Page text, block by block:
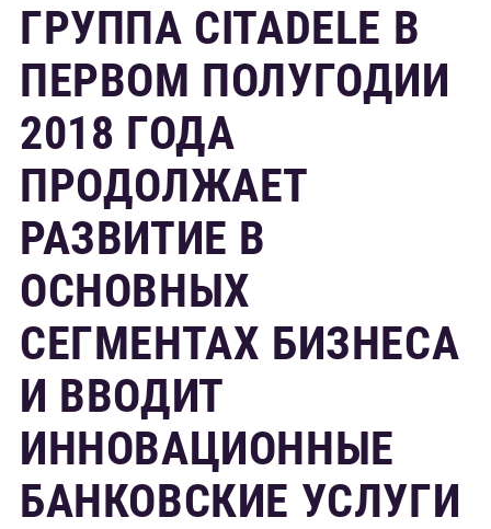
ГРУППА CITADELE В
ПЕРВОМ ПОЛУГОДИИ
2018 ГОДА
ПРОДОЛЖАЕТ
РАЗВИТИЕ В
ОСНОВНЫХ
СЕГМЕНТАХ БИЗНЕСА
И ВВОДИТ
ИННОВАЦИОННЫЕ
БАНКОВСКИЕ УСЛУГИ